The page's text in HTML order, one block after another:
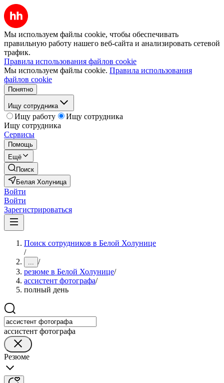
Мы используем файлы cookie, чтобы обеспечивать
правильную работу нашего веб-сайта и анализировать сетевой
трафик.
Правила использования файлов cookie
Мы используем файлы cookie. Правила использования
файлов cookie
Понятно
Ищу сотрудника
Ищу работу
Ищу сотрудника
Ищу сотрудника
Сервисы
Помощь
Ещё
Поиск
Белая Холуница
Войти
Войти
Зарегистрироваться
Поиск сотрудников в Белой Холунице
/
... /
резюме в Белой Холунице/
ассистент фотографа/
полный день
ассистент фотографа
Резюме